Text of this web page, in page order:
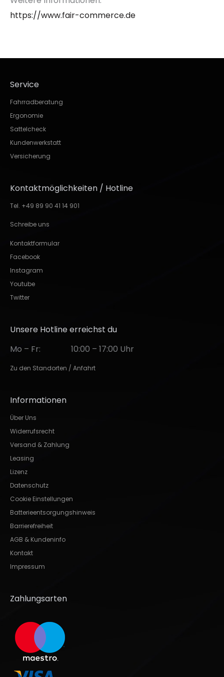
https://www.fair-commerce.de
Service
Fahrradberatung
Ergonomie
Sattelcheck
Kundenwerkstatt
Versicherung
Kontaktmöglichkeiten / Hotline
Tel. +49 89 90 41 14 901
Schreibe uns
Kontaktformular
Facebook
Instagram
Youtube
Twitter
Unsere Hotline erreichst du
Mo – Fr:
10:00 – 17:00 Uhr
Zu den Standorten / Anfahrt
Informationen
Über Uns
Widerrufsrecht
Versand & Zahlung
Leasing
Lizenz
Datenschutz
Cookie Einstellungen
Batterieentsorgungshinweis
Barrierefreiheit
AGB & Kundeninfo
Kontakt
Impressum
Zahlungsarten